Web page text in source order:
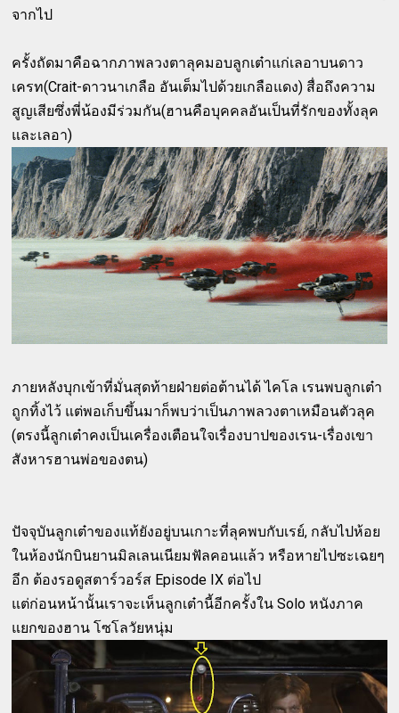
จากไป
ครั้งถัดมาคือฉากภาพลวงตาลุคมอบลูกเต๋าแก่เลอาบนดาว
เครท(Crait-ดาวนาเกลือ อันเต็มไปด้วยเกลือแดง) สื่อถึงความ
สูญเสียซึ่งพี่น้องมีร่วมกัน(ฮานคือบุคคลอันเป็นที่รักของทั้งลุค
และเลอา)
ภายหลังบุกเข้าที่มั่นสุดท้ายฝ่ายต่อต้านได้ ไคโล เรนพบลูกเต๋า
ถูกทิ้งไว้ แต่พอเก็บขึ้นมาก็พบว่าเป็นภาพลวงตาเหมือนตัวลุค
(ตรงนี้ลูกเต๋าคงเป็นเครื่องเตือนใจเรื่องบาปของเรน-เรื่องเขา
สังหารฮานพ่อของตน)
ปัจจุบันลูกเต๋าของแท้ยังอยู่บนเกาะที่ลุคพบกับเรย์, กลับไปห้อย
ในห้องนักบินยานมิลเลนเนียมฟัลคอนแล้ว หรือหายไปซะเฉยๆ
อีก ต้องรอดูสตาร์วอร์ส Episode IX ต่อไป
แต่ก่อนหน้านั้นเราจะเห็นลูกเต๋านี้อีกครั้งใน Solo หนังภาค
แยกของฮาน โซโลวัยหนุ่ม